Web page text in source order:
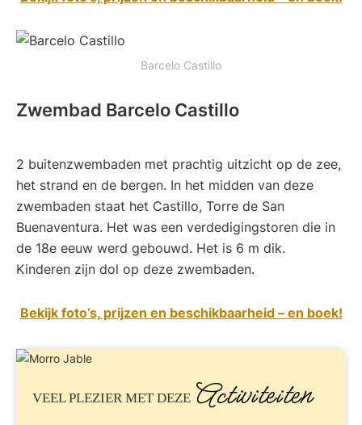
Barcelo Castillo
Zwembad Barcelo Castillo
2 buitenzwembaden met prachtig uitzicht op de zee,
het strand en de bergen. In het midden van deze
zwembaden staat het Castillo, Torre de San
Buenaventura. Het was een verdedigingstoren die in
de 18e eeuw werd gebouwd. Het is 6 m dik.
Kinderen zijn dol op deze zwembaden.
Bekijk foto’s, prijzen en beschikbaarheid – en boek!
VEEL PLEZIERMET DEZE Activiteiten